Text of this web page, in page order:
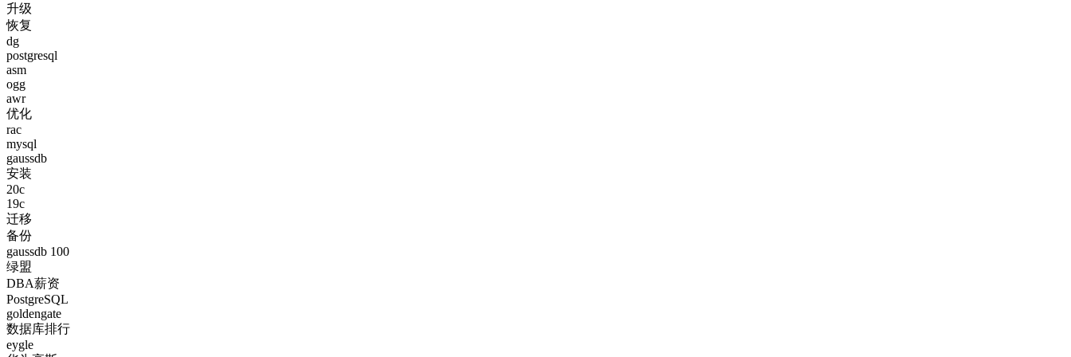
升级
恢复
dg
postgresql
asm
ogg
awr
优化
rac
mysql
gaussdb
安装
20c
19c
迁移
备份
gaussdb 100
绿盟
DBA薪资
PostgreSQL
goldengate
数据库排行
eygle